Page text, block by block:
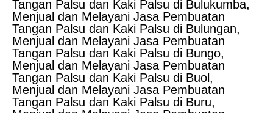
Tangan Palsu dan Kaki Palsu di Bulukumba,
Menjual dan Melayani Jasa Pembuatan
Tangan Palsu dan Kaki Palsu di Bulungan,
Menjual dan Melayani Jasa Pembuatan
Tangan Palsu dan Kaki Palsu di Bungo,
Menjual dan Melayani Jasa Pembuatan
Tangan Palsu dan Kaki Palsu di Buol,
Menjual dan Melayani Jasa Pembuatan
Tangan Palsu dan Kaki Palsu di Buru,